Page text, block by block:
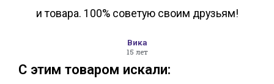
и товара. 100% советую своим друзьям!
Вика
15 лет
С этим товаром искали: